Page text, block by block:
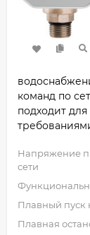
команд по
подходит
Напряжение
сети
Плавный пуск
Плавная